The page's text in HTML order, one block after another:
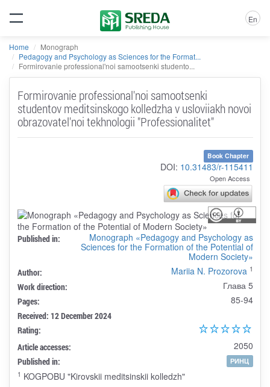
En
Home
Monograph
Pedagogy and Psychology as Sciences for the Format...
Formirovanie professional'noi samootsenki studento...
Formirovanie professional'noi samootsenki
studentov meditsinskogo kolledzha v usloviiakh novoi
obrazovatel'noi tekhnologii "Professionalitet"
Book Chapter
DOI: 10.31483/r-115411
Open Access
Published in:
Monograph «Pedagogy and Psychology as
Sciences for the Formation of the Potential of
Modern Society»
Author: Mariia N. Prozorova 1
Work direction: Глава 5
Pages: 85-94
Received: 12 December 2024
Rating:
Article accesses:
2050
Published in:
РИНЦ
1 KOGPOBU "Kirovskii meditsinskii kolledzh"